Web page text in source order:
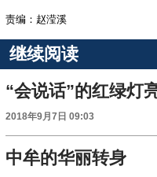
责编：赵滢溪
继续阅读
2018年9月7日 09:03
中牟的华丽转身